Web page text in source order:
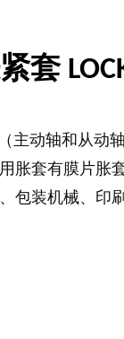
套
动轴和从动
胀套有膜片
包装机械、印